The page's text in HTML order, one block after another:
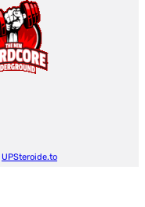
UPSteroide.to